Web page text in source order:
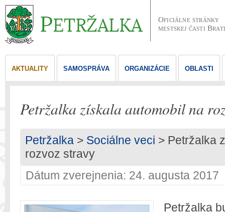
Oficiálne stránky
mestskej časti
AKTUALITY SAMOSPRÁVA ORGANIZÁCIE OBLASTI
Petržalka získala automobil na
Petržalka > Sociálne veci > Petržalka
rozvoz stravy
Dátum zverejnenia: 24. augusta 2017
Petržalka